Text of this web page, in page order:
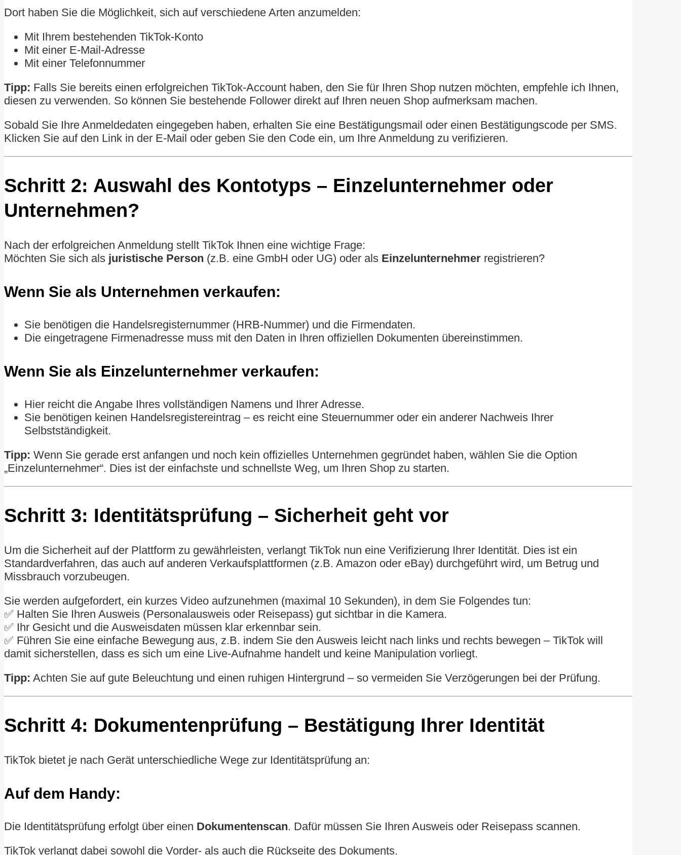
Dort haben Sie die Möglichkeit, sich auf verschiedene Arten anzumelden:
Mit Ihrem bestehenden TikTok-Konto
Mit einer E-Mail-Adresse
Mit einer Telefonnummer
Tipp: Falls Sie bereits einen erfolgreichen TikTok-Account haben, den Sie für Ihren Shop nutzen möchten, empfehle ich Ihnen,
diesen zu verwenden. So können Sie bestehende Follower direkt auf Ihren neuen Shop aufmerksam machen.
Sobald Sie Ihre Anmeldedaten eingegeben haben, erhalten Sie eine Bestätigungsmail oder einen Bestätigungscode per SMS.
Klicken Sie auf den Link in der E-Mail oder geben Sie den Code ein, um Ihre Anmeldung zu verifizieren.
Schritt 2: Auswahl des Kontotyps – Einzelunternehmer oder
Unternehmen?
Nach der erfolgreichen Anmeldung stellt TikTok Ihnen eine wichtige Frage:
Möchten Sie sich als juristische Person (z.B. eine GmbH oder UG) oder als Einzelunternehmer registrieren?
Wenn Sie als Unternehmen verkaufen:
Sie benötigen die Handelsregisternummer (HRB-Nummer) und die Firmendaten.
Die eingetragene Firmenadresse muss mit den Daten in Ihren offiziellen Dokumenten übereinstimmen.
Wenn Sie als Einzelunternehmer verkaufen:
Hier reicht die Angabe Ihres vollständigen Namens und Ihrer Adresse.
Sie benötigen keinen Handelsregistereintrag – es reicht eine Steuernummer oder ein anderer Nachweis Ihrer
Selbstständigkeit.
Tipp: Wenn Sie gerade erst anfangen und noch kein offizielles Unternehmen gegründet haben, wählen Sie die Option
„Einzelunternehmer“. Dies ist der einfachste und schnellste Weg, um Ihren Shop zu starten.
Schritt 3: Identitätsprüfung – Sicherheit geht vor
Um die Sicherheit auf der Plattform zu gewährleisten, verlangt TikTok nun eine Verifizierung Ihrer Identität. Dies ist ein
Standardverfahren, das auch auf anderen Verkaufsplattformen (z.B. Amazon oder eBay) durchgeführt wird, um Betrug und
Missbrauch vorzubeugen.
Sie werden aufgefordert, ein kurzes Video aufzunehmen (maximal 10 Sekunden), in dem Sie Folgendes tun:
✅ Halten Sie Ihren Ausweis (Personalausweis oder Reisepass) gut sichtbar in die Kamera.
✅ Ihr Gesicht und die Ausweisdaten müssen klar erkennbar sein.
✅ Führen Sie eine einfache Bewegung aus, z.B. indem Sie den Ausweis leicht nach links und rechts bewegen – TikTok will
damit sicherstellen, dass es sich um eine Live-Aufnahme handelt und keine Manipulation vorliegt.
Tipp: Achten Sie auf gute Beleuchtung und einen ruhigen Hintergrund – so vermeiden Sie Verzögerungen bei der Prüfung.
Schritt 4: Dokumentenprüfung – Bestätigung Ihrer Identität
TikTok bietet je nach Gerät unterschiedliche Wege zur Identitätsprüfung an:
Auf dem Handy:
Die Identitätsprüfung erfolgt über einen Dokumentenscan. Dafür müssen Sie Ihren Ausweis oder Reisepass scannen.
TikTok verlangt dabei sowohl die Vorder- als auch die Rückseite des Dokuments.